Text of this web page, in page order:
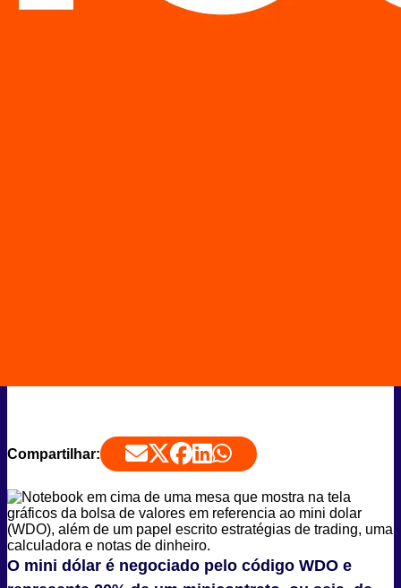
Compartilhar:
O mini dólar é negociado pelo código WDO e